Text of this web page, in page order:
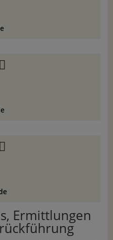


Ermittlungen